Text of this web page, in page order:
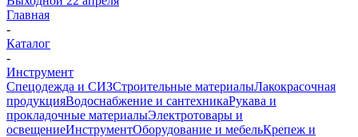
Главная
-
Каталог
-
Инструмент
Спецодежда и СИЗСтроительные материалыЛакокрасочная
продукцияВодоснабжение и сантехникаРукава и
прокладочные материалыЭлектротовары и
освещениеИнструментОборудование и мебельКрепеж и